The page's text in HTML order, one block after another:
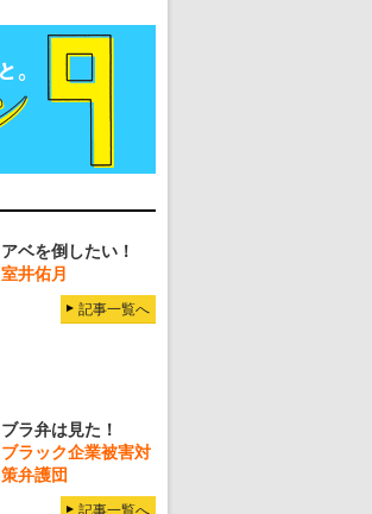
アベを倒したい！
室井佑月
記事一覧へ
ブラ弁は見た！
ブラック企業被害対
策弁護団
記事一覧へ